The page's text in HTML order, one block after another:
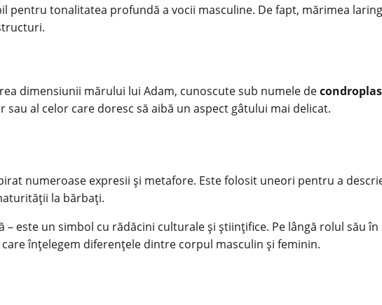
pentru tonalitatea profundă a vocii masculine. De fapt, mărimea
dimensiunii mărului lui Adam, cunoscute sub numele de
al celor care doresc să aibă un aspect gâtului mai delicat.
numeroase expresii și metafore. Este folosit uneori pentru a
la bărbați.
– este un simbol cu rădăcini culturale și științifice. Pe lângă rolul său
înțelegem diferențele dintre corpul masculin și feminin.